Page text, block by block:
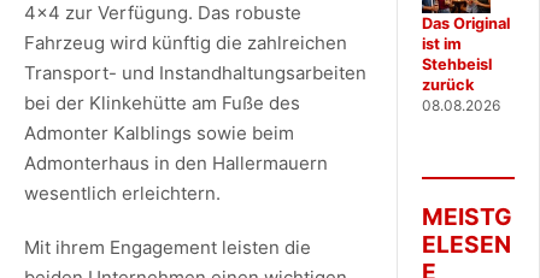
4x4 zur Verfügung. Das robuste
Fahrzeug wird künftig die zahlreichen
Transport- und Instandhaltungsarbeiten
bei der Klinkehütte am Fuße des
Admonter Kalblings sowie beim
Admonterhaus in den Hallermauern
wesentlich erleichtern.
Mit ihrem Engagement leisten die
Das Original
ist im
Stehbeisl
zurück
08.08.2026
MEISTG
ELESEN
E